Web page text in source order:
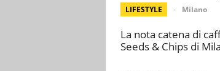
LIFESTYLE Milano
La nota catena di
Seeds & Chips di